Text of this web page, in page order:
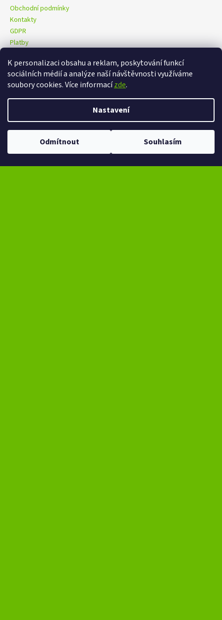
K personalizaci obsahu a reklam, poskytování funkcí
sociálních médií a analýze naší návštěvnosti využíváme
soubory cookies. Více informacízde.
Nastavení
Odmítnout Souhlasím
Obchodní podmínky
Kontakty
GDPR
Platby
eXtrem-audio na facebooku eXtrem-audio na Instagramu
Copyright 2026eXtrem-audio.cz. Všechna práva vyhrazena.
Upravit nastavení cookies